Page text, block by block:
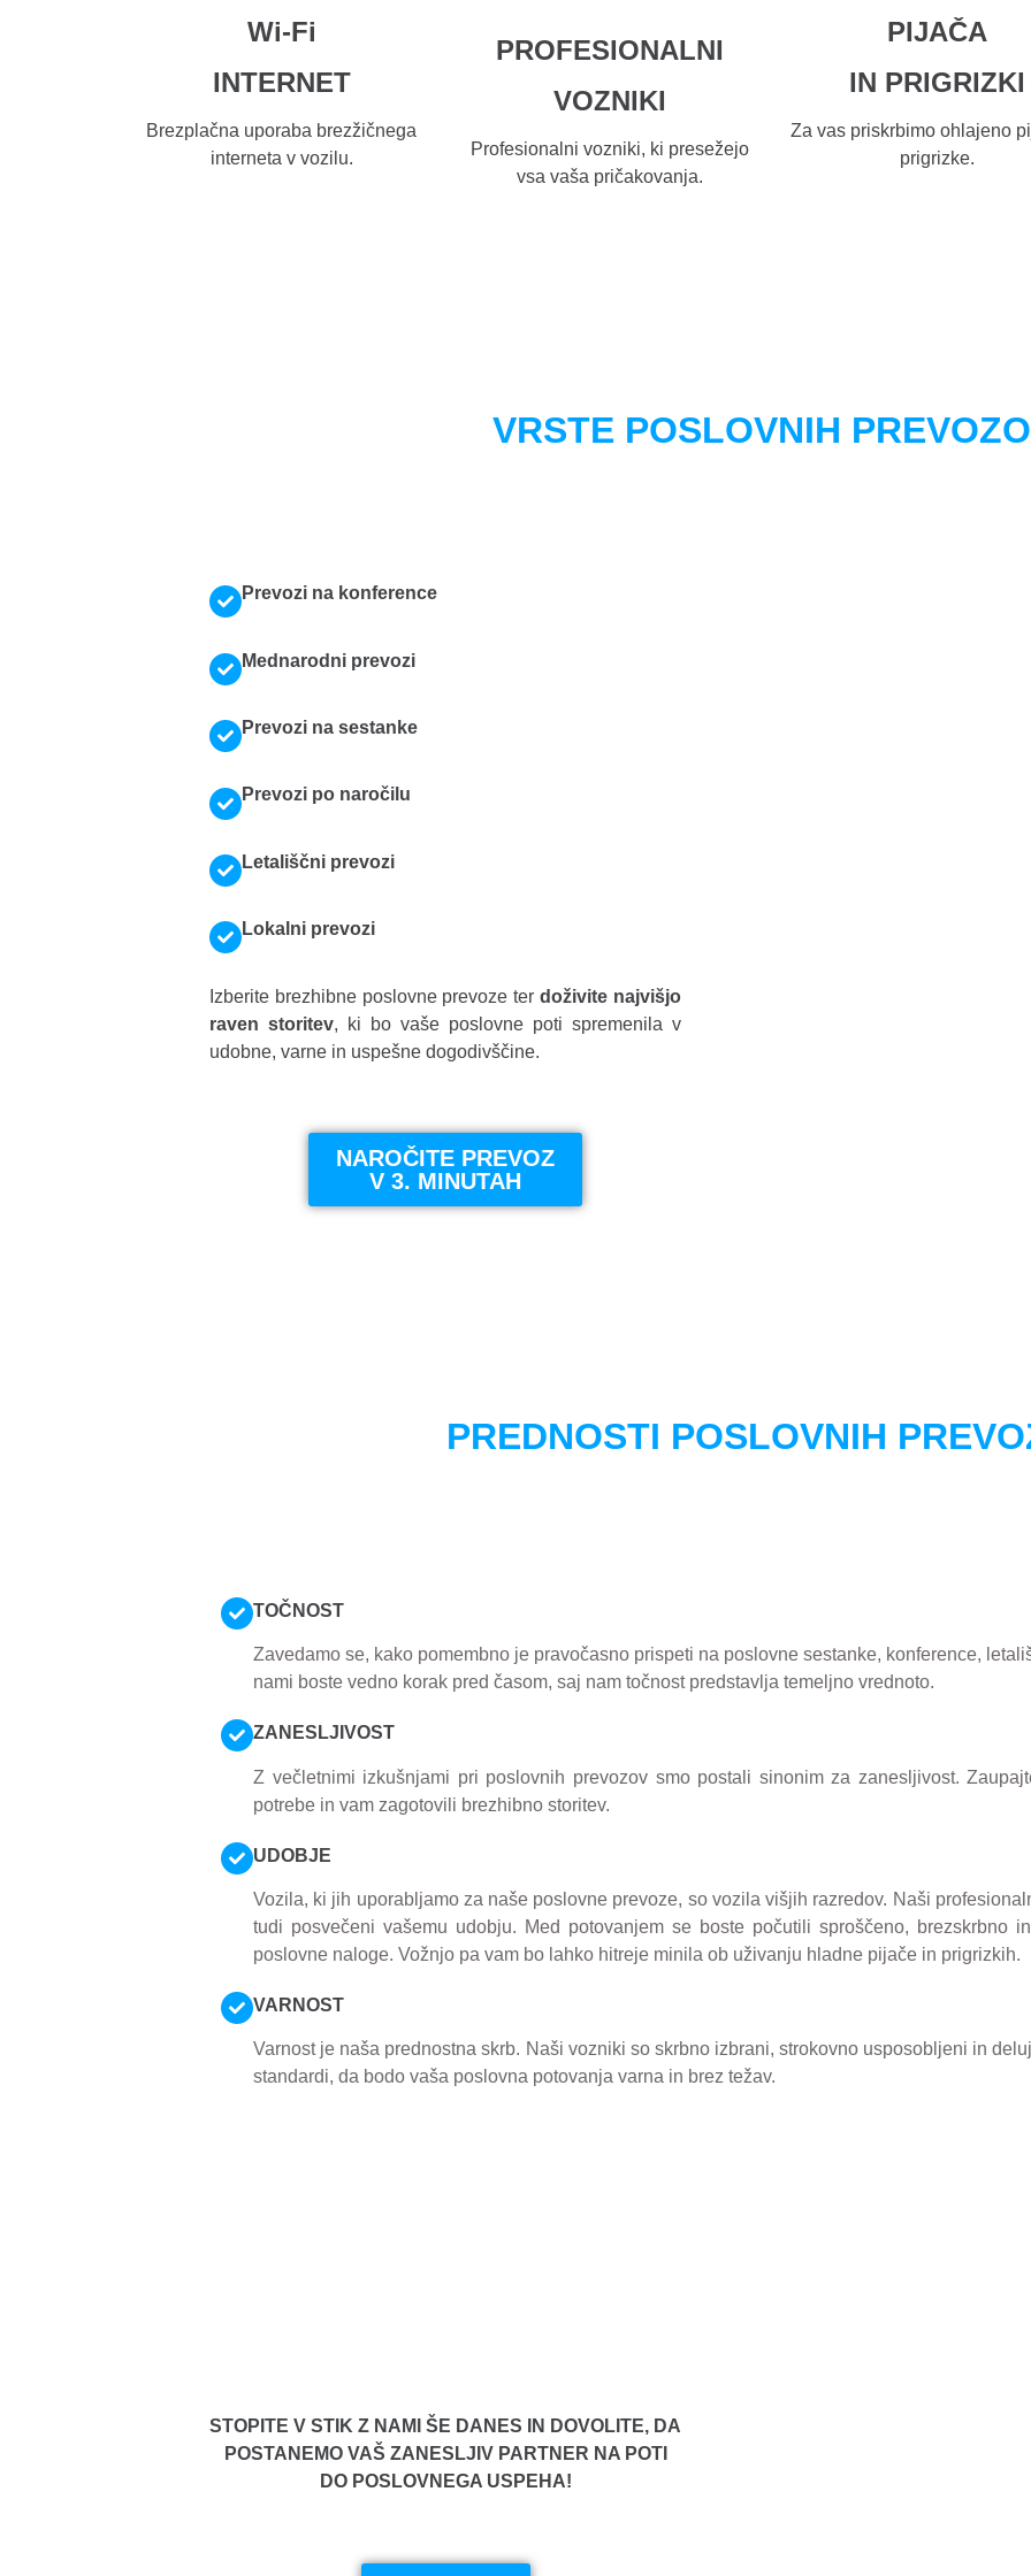
Wi-Fi
INTERNET
Brezplačna uporaba brezžičnega
interneta v vozilu.
PROFESIONALNI
VOZNIKI
Profesionalni vozniki, ki presežejo
vsa vaša pričakovanja.
PIJAČA
IN PRIGRIZKI
Za vas priskrbimo ohlajeno
prigrizke.
VRSTE POSLOVNIH
Prevozi na konference
Mednarodni prevozi
Prevozi na sestanke
Prevozi po naročilu
Letališčni prevozi
Lokalni prevozi
Izberite brezhibne poslovne prevoze terdoživite najvišjo
raven storitev, ki bo vaše poslovne poti spremenila v
udobne, varne in uspešne dogodivščine.
NAROČITE PREVOZ
V 3. MINUTAH
PREDNOSTI POSLOVNIH
TOČNOST
Zavedamo se, kako pomembno je pravočasno prispeti na poslovne sestanke, konference,
nami boste vedno korak pred časom, saj nam točnost predstavlja temeljno vrednoto.
ZANESLJIVOST
Z večletnimi izkušnjami pri poslovnih prevozov smo postali sinonim za zanesljivost.
potrebe in vam zagotovili brezhibno storitev.
UDOBJE
Vozila, ki jih uporabljamo za naše poslovne prevoze, so vozila višjih razredov. Naši
tudi posvečeni vašemu udobju. Med potovanjem se boste počutili sproščeno, brezskrbno
poslovne naloge. Vožnjo pa vam bo lahko hitreje minila ob uživanju hladne pijače in prigrizkih.
VARNOST
Varnost je naša prednostna skrb. Naši vozniki so skrbno izbrani, strokovno usposobljeni in
standardi, da bodo vaša poslovna potovanja varna in brez težav.
STOPITE V STIK Z NAMI ŠE DANES IN DOVOLITE, DA
POSTANEMO VAŠ ZANESLJIV PARTNER NA POTI
DO POSLOVNEGA USPEHA!